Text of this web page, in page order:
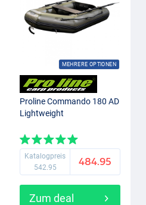
MEHRERE OPTIONEN
Proline Commando 180 AD
Lightweight
Katalogpreis
542.95
484.95
Zum deal